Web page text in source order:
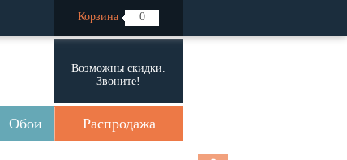
Корзина 0
Возможны скидки.
Звоните!
Обои Распродажа